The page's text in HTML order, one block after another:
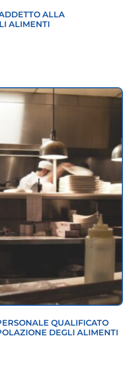
ALLA
ALIMENTI
QUALIFICATO
DEGLI ALIMENTI